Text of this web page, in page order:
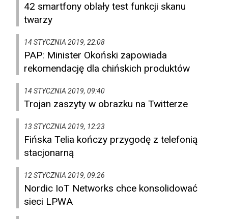
42 smartfony oblały test funkcji skanu
twarzy
14 STYCZNIA 2019, 22:08
PAP: Minister Okoński zapowiada
rekomendację dla chińskich produktów
14 STYCZNIA 2019, 09:40
Trojan zaszyty w obrazku na Twitterze
13 STYCZNIA 2019, 12:23
Fińska Telia kończy przygodę z telefonią
stacjonarną
12 STYCZNIA 2019, 09:26
Nordic IoT Networks chce konsolidować
sieci LPWA